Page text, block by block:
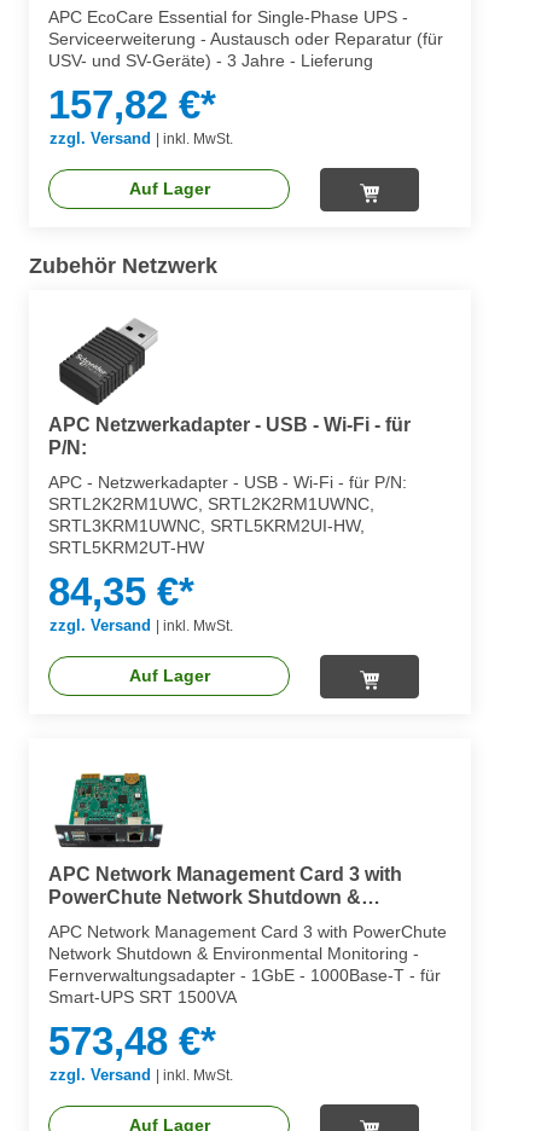
APC EcoCare Essential for Single-Phase UPS -
Serviceerweiterung - Austausch oder Reparatur (für
USV- und SV-Geräte) - 3 Jahre - Lieferung
157,82 €*
zzgl. Versand inkl. MwSt.
Auf Lager
Zubehör Netzwerk
APC Netzwerkadapter - USB - Wi-Fi - für
P/N:
APC - Netzwerkadapter - USB - Wi-Fi - für P/N:
SRTL2K2RM1UWC, SRTL2K2RM1UWNC,
SRTL3KRM1UWNC, SRTL5KRM2UI-HW,
SRTL5KRM2UT-HW
84,35 €*
zzgl. Versand inkl. MwSt.
Auf Lager
APC Network Management Card 3 with
PowerChute Network Shutdown &
APC Network Management Card 3 with PowerChute
Network Shutdown & Environmental Monitoring -
Fernverwaltungsadapter - 1GbE - 1000Base-T - für
Smart-UPS SRT 1500VA
573,48 €*
zzgl. Versand inkl. MwSt.
Auf Lager